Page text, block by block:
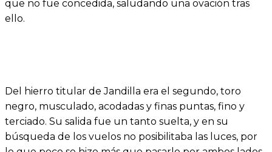
que no fue concedida, saludando una ovación tras
ello.
Del hierro titular de Jandilla era el segundo, toro
negro, musculado, acodadas y finas puntas, fino y
terciado. Su salida fue un tanto suelta, y en su
búsqueda de los vuelos no posibilitaba las luces, por